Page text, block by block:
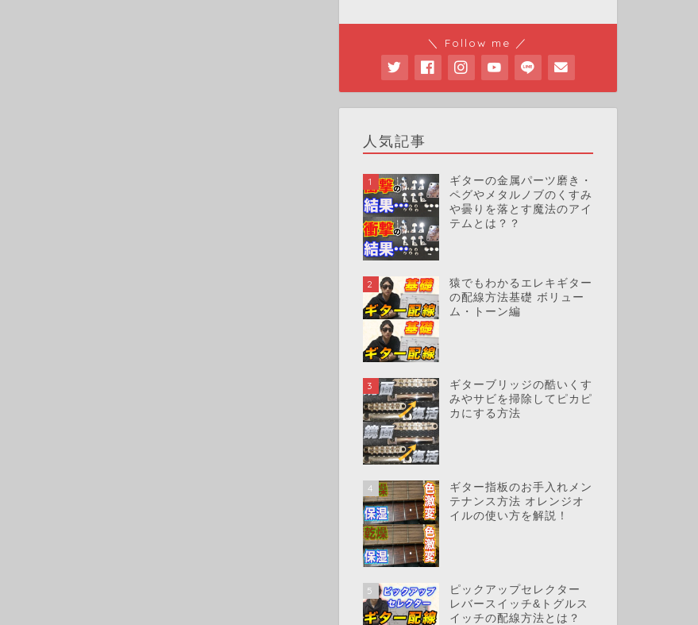
＼ Follow me ／
人気記事
1
ギターの金属パーツ磨き・
ペグやメタルノブのくすみ
や曇りを落とす魔法のアイ
テムとは？？
2
猿でもわかるエレキギター
の配線方法基礎 ボリュー
ム・トーン編
3
ギターブリッジの酷いくす
みやサビを掃除してピカピ
カにする方法
4
ギター指板のお手入れメン
テナンス方法 オレンジオ
イルの使い方を解説！
5
ピックアップセレクター
レバースイッチ&トグルス
イッチの配線方法とは？